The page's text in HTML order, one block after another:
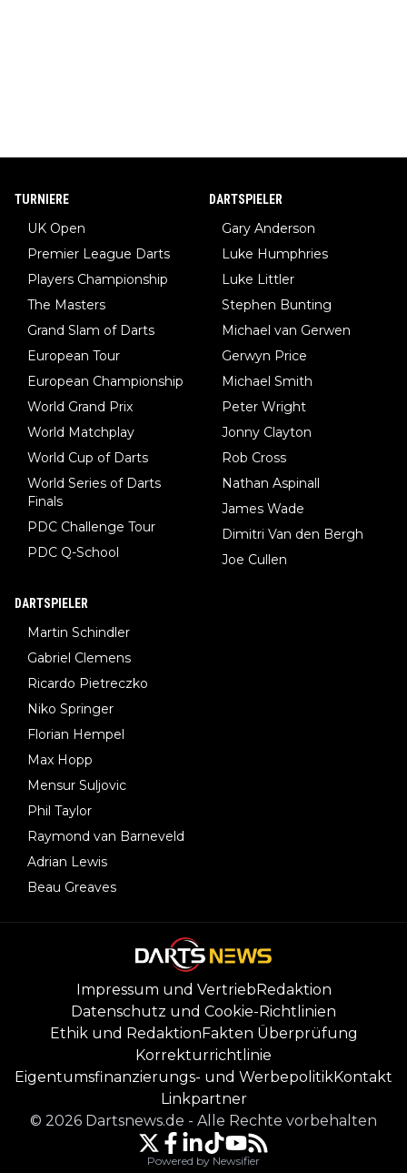
TURNIERE
UK Open
Premier League Darts
Players Championship
The Masters
Grand Slam of Darts
European Tour
European Championship
World Grand Prix
World Matchplay
World Cup of Darts
World Series of Darts
Finals
PDC Challenge Tour
PDC Q-School
DARTSPIELER
Gary Anderson
Luke Humphries
Luke Littler
Stephen Bunting
Michael van Gerwen
Gerwyn Price
Michael Smith
Peter Wright
Jonny Clayton
Rob Cross
Nathan Aspinall
James Wade
Dimitri Van den Bergh
Joe Cullen
DARTSPIELER
Martin Schindler
Gabriel Clemens
Ricardo Pietreczko
Niko Springer
Florian Hempel
Max Hopp
Mensur Suljovic
Phil Taylor
Raymond van Barneveld
Adrian Lewis
Beau Greaves
Impressum und VertriebRedaktion
Datenschutz und Cookie-Richtlinien
Ethik und RedaktionFakten Überprüfung
Korrekturrichtlinie
Eigentumsfinanzierungs- und WerbepolitikKontakt
Linkpartner
© 2026 Dartsnews.de - Alle Rechte vorbehalten
Powered by Newsifier